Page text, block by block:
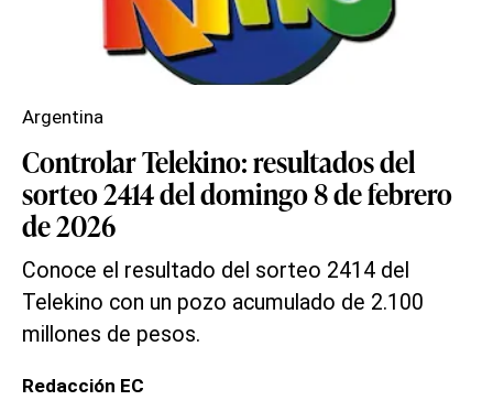
Controlar Telekino: resultados del
sorteo 2414 del domingo 8 de febrero
de 2026
Conoce el resultado del sorteo 2414 del
Telekino con un pozo acumulado de 2.100
millones de pesos.
Argentina
Redacción EC